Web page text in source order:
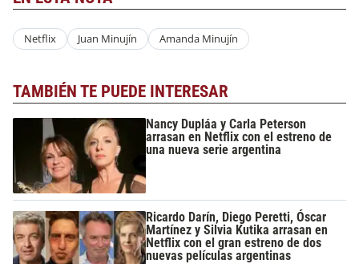
Netflix Juan Minujín Amanda Minujín
TAMBIÉN TE PUEDE INTERESAR
Nancy Dupláa y Carla Peterson
arrasan en Netflix con el estreno de
una nueva serie argentina
Ricardo Darín, Diego Peretti, Óscar
Martínez y Silvia Kutika arrasan en
Netflix con el gran estreno de dos
nuevas películas argentinas